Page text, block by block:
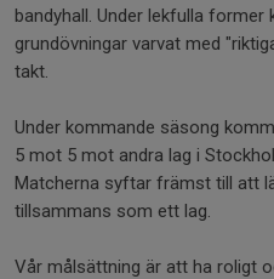
bandyhall. Under lekfulla former
grundövningar varvat med
takt.
Under kommande säsong
5 mot 5 mot andra lag i
Matcherna syftar främst till att
tillsammans som ett lag.
Vår målsättning är att ha roligt